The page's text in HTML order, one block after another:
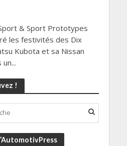
& Sport Prototypes
les festivités des Dix
Kubota et sa Nissan
!